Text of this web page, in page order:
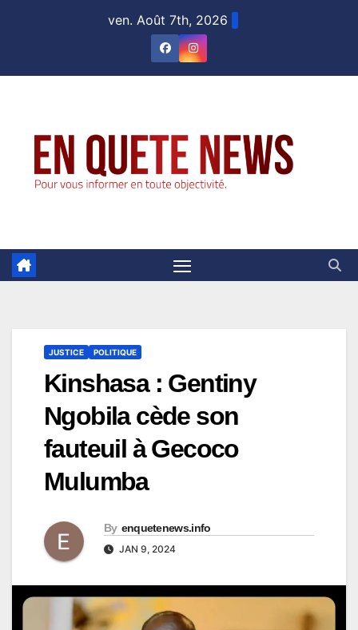
ven. Août 7th, 2026
JUSTICE POLITIQUE
Kinshasa : Gentiny
Ngobila cède son
fauteuil à Gecoco
Mulumba
By enquetenews.info
JAN 9, 2024